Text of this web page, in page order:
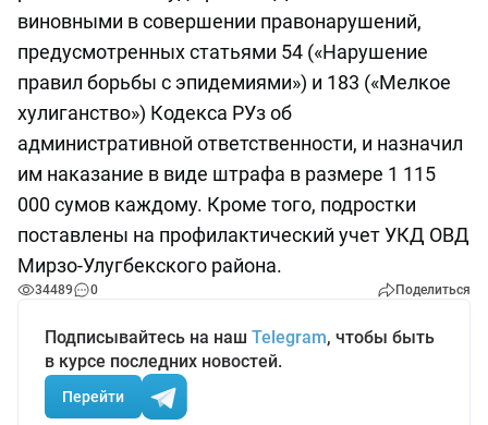
виновными в совершении правонарушений,
предусмотренных статьями 54 («Нарушение
правил борьбы с эпидемиями») и 183 («Мелкое
хулиганство») Кодекса РУз об
административной ответственности, и назначил
им наказание в виде штрафа в размере 1 115
000 сумов каждому. Кроме того, подростки
поставлены на профилактический учет УКД ОВД
Мирзо-Улугбекского района.
34489 0 Поделиться
Подписывайтесь на наш Telegram, чтобы быть
в курсе последних новостей.
Перейти